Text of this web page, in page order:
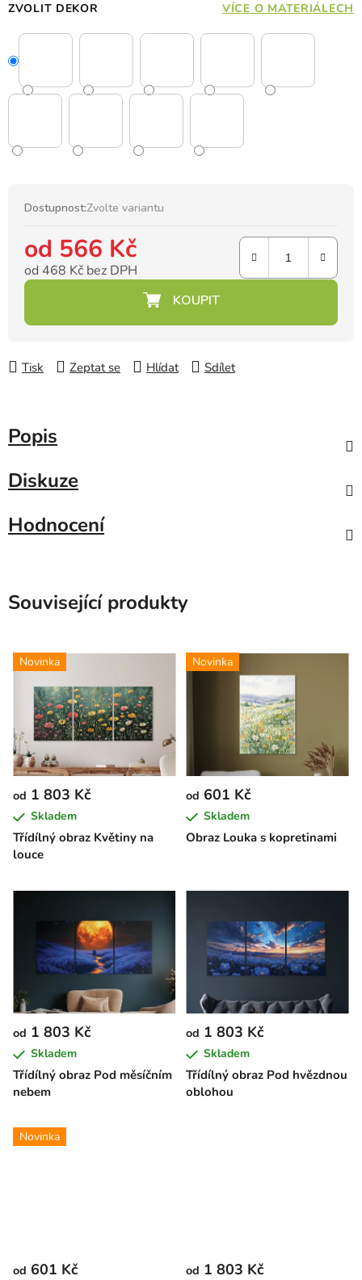
ZVOLIT DEKOR VÍCE O MATERIÁLECH
Dostupnost:Zvolte variantu
od 566 Kč
od 468 Kč bez DPH
Tisk Zeptat se Hlídat Sdílet
Popis
Diskuze
Hodnocení
Související produkty
Novinka
Třídílný obraz Květiny na
louce
od 1 803 Kč
Skladem
Novinka
Obraz Louka s kopretinami
od 601 Kč
Skladem
Třídílný obraz Pod měsíčním
nebem
od 1 803 Kč
Skladem
Třídílný obraz Pod hvězdnou
oblohou
od 1 803 Kč
Skladem
Novinka
od 601 Kč od 1 803 Kč